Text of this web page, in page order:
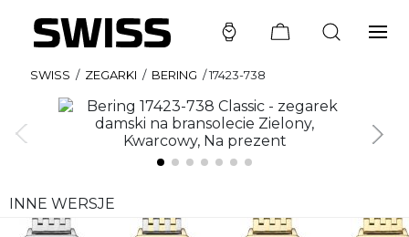
SWISS / ZEGARKI / BERING /17423-738
INNE WERSJE